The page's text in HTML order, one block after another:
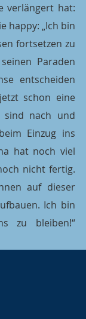
verlängert hat:
happy: „Ich bin
fortsetzen zu
Paraden
entscheiden
schon eine
sind nach und
Einzug ins
hat noch viel
nicht fertig.
auf dieser
Ich bin